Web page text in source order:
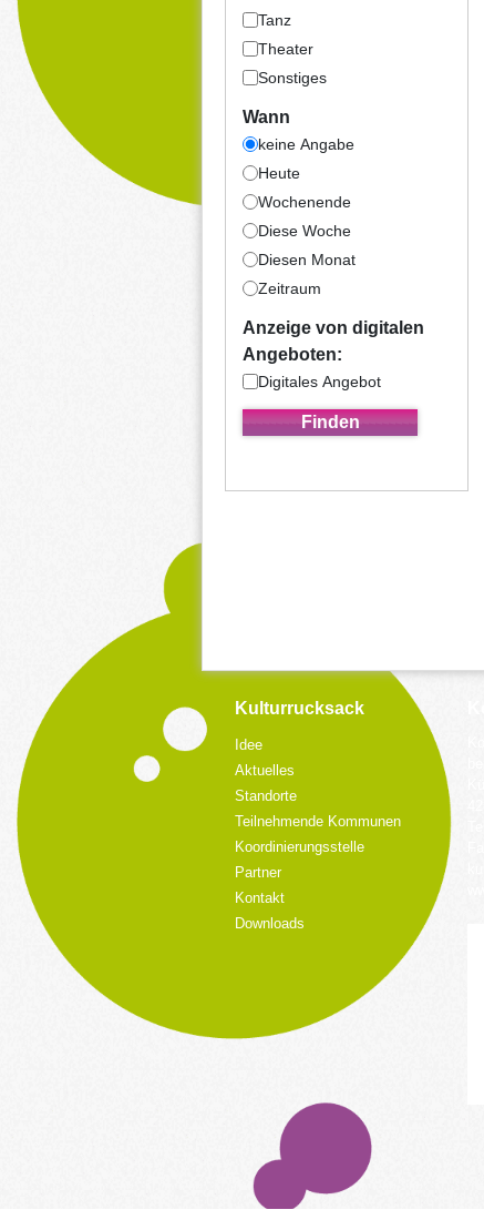
Tanz
Theater
Sonstiges
Wann
keine Angabe
Heute
Wochenende
Diese Woche
Diesen Monat
Zeitraum
Anzeige von digitalen
Angeboten:
Digitales Angebot
Kulturrucksack
Idee
Aktuelles
Standorte
Teilnehmende Kommunen
Koordinierungsstelle
Partner
Kontakt
Downloads